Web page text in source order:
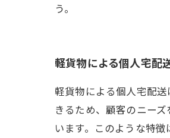
う。
軽貨物による個人宅配
軽貨物による個人宅配
きるため、顧客のニー
います。このような特